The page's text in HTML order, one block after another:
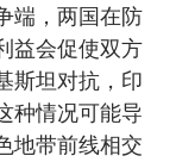
端，两国在防
益会促使双方
斯坦对抗，印
种情况可能导
地带前线相交